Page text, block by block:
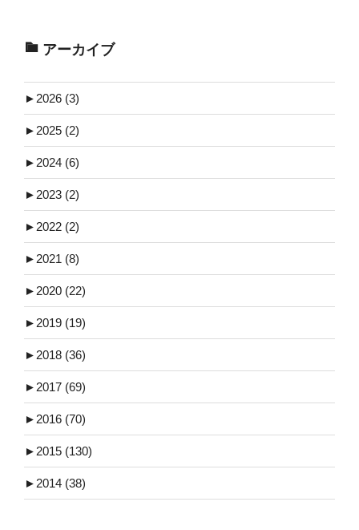
アーカイブ
► 2026 (3)
► 2025 (2)
► 2024 (6)
► 2023 (2)
► 2022 (2)
► 2021 (8)
► 2020 (22)
► 2019 (19)
► 2018 (36)
► 2017 (69)
► 2016 (70)
► 2015 (130)
► 2014 (38)